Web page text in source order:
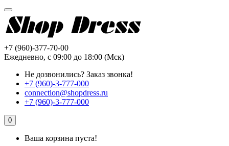
+7 (960)-377-70-00
Ежедневно, с 09:00 до 18:00 (Мск)
Не дозвонились? Заказ звонка!
+7 (960)-3-777-000
connection@shopdress.ru
+7 (960)-3-777-000
0
Ваша корзина пуста!